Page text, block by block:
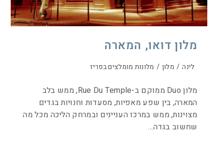
מלון דואו, המארה
לינה / מלון / מלונות מומלצים בפריז
מלון Duo ממוקם ב-Rue Du Temple, ממש בלב
המארה, בין שפע מאפיות, מסעדות וחנויות בגדים
מצוינות, ממש במרכז העניינים ובמרחק הליכה מכל מה
שחשוב בגדה…